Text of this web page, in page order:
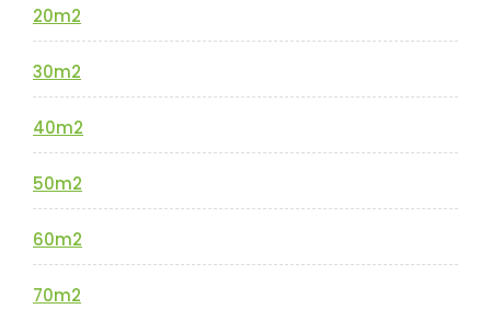
20m2
30m2
40m2
50m2
60m2
70m2